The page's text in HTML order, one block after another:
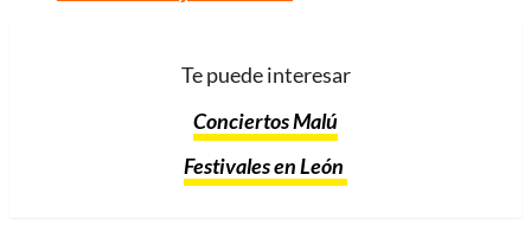
Te puede interesar
Conciertos Malú
Festivales en León